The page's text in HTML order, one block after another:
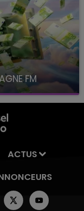
FM
à 8H10
ACTUS